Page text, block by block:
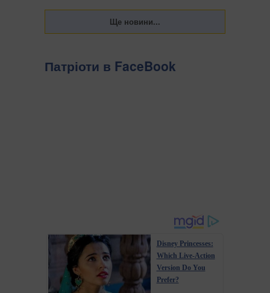
Патріоти в FaceBook
Disney Princesses:
Which Live-Action
Version Do You
Prefer?